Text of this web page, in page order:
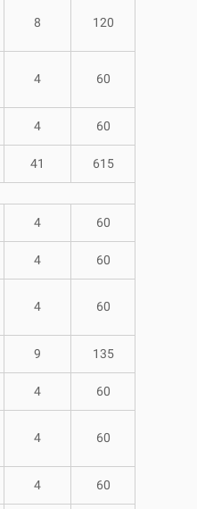
8 120
4 60
4 60
41 615
4 60
4 60
4 60
9 135
4 60
4 60
4 60